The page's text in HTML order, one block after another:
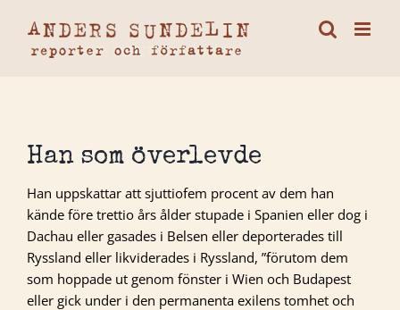
innehållet
Han som överlevde
Han uppskattar att sjuttiofem procent av dem han
kände före trettio års ålder stupade i Spanien eller dog i
Dachau eller gasades i Belsen eller deporterades till
Ryssland eller likviderades i Ryssland, ”förutom dem
som hoppade ut genom fönster i Wien och Budapest
eller gick under i den permanenta exilens tomhet och